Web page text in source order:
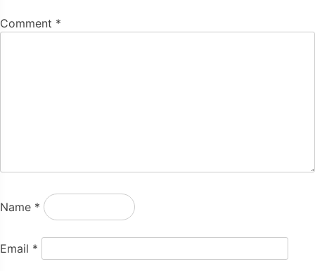
Comment *
Name *
Email *